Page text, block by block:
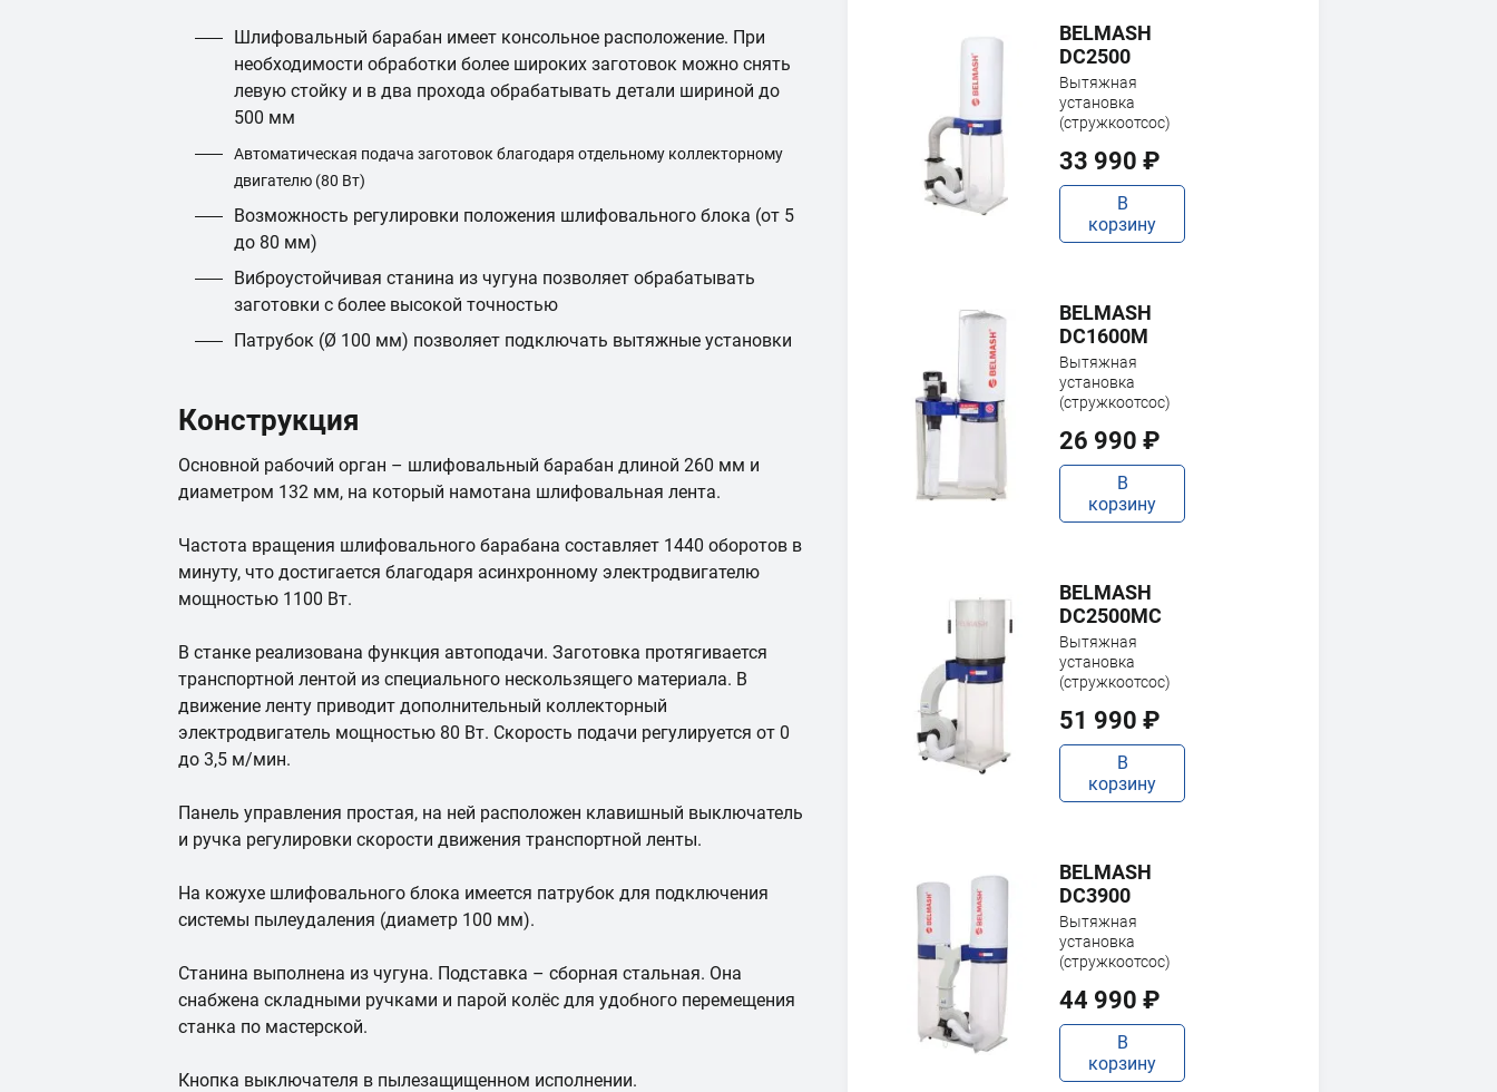
Шлифовальный барабан имеет консольное расположение. При
необходимости обработки более широких заготовок можно снять
левую стойку и в два прохода обрабатывать детали шириной до
500 мм
Автоматическая подача заготовок благодаря отдельному коллекторному
двигателю (80 Вт)
Возможность регулировки положения шлифовального блока (от 5
до 80 мм)
Виброустойчивая станина из чугуна позволяет обрабатывать
заготовки с более высокой точностью
Патрубок (Ø 100 мм) позволяет подключать вытяжные установки
Конструкция
Основной рабочий орган – шлифовальный барабан длиной 260 мм и
диаметром 132 мм, на который намотана шлифовальная лента.
Частота вращения шлифовального барабана составляет 1440 оборотов в
минуту, что достигается благодаря асинхронному электродвигателю
мощностью 1100 Вт.
В станке реализована функция автоподачи. Заготовка протягивается
транспортной лентой из специального нескользящего материала. В
движение ленту приводит дополнительный коллекторный
электродвигатель мощностью 80 Вт. Скорость подачи регулируется от 0
до 3,5 м/мин.
Панель управления простая, на ней расположен клавишный выключатель
и ручка регулировки скорости движения транспортной ленты.
На кожухе шлифовального блока имеется патрубок для подключения
системы пылеудаления (диаметр 100 мм).
Станина выполнена из чугуна. Подставка – сборная стальная. Она
снабжена складными ручками и парой колёс для удобного перемещения
станка по мастерской.
Кнопка выключателя в пылезащищенном исполнении.
BELMASH
DC2500
Вытяжная
установка
(стружкоотсос)
33 990 ₽
В
корзину
BELMASH
DC1600M
Вытяжная
установка
(стружкоотсос)
26 990 ₽
В
корзину
BELMASH
DC2500MC
Вытяжная
установка
(стружкоотсос)
51 990 ₽
В
корзину
BELMASH
DC3900
Вытяжная
установка
(стружкоотсос)
44 990 ₽
В
корзину